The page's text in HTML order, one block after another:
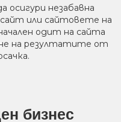
осигури незабавна
или сайтовете на
одит на сайта
на резултатите от
бизнес